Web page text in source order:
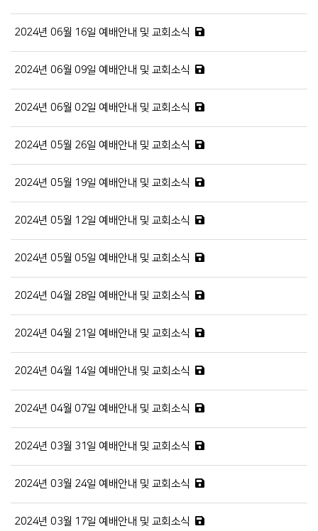
2024년 06월 16일 예배안내 및 교회소식
2024년 06월 09일 예배안내 및 교회소식
2024년 06월 02일 예배안내 및 교회소식
2024년 05월 26일 예배안내 및 교회소식
2024년 05월 19일 예배안내 및 교회소식
2024년 05월 12일 예배안내 및 교회소식
2024년 05월 05일 예배안내 및 교회소식
2024년 04월 28일 예배안내 및 교회소식
2024년 04월 21일 예배안내 및 교회소식
2024년 04월 14일 예배안내 및 교회소식
2024년 04월 07일 예배안내 및 교회소식
2024년 03월 31일 예배안내 및 교회소식
2024년 03월 24일 예배안내 및 교회소식
2024년 03월 17일 예배안내 및 교회소식